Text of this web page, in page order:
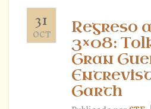
31
OCT
Regreso
3×08:
Gran
Garth